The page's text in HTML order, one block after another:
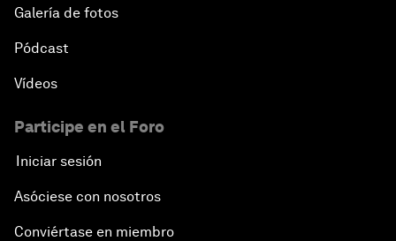
Galería de fotos
Pódcast
Vídeos
Participe en el Foro
Iniciar sesión
Asóciese con nosotros
Conviértase en miembro